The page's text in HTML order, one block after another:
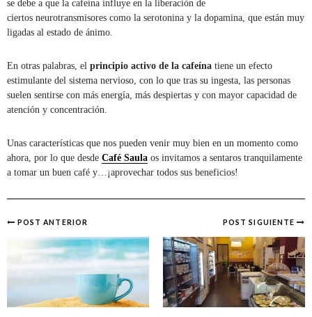
se debe a que la cafeína influye en la liberación de
ciertos neurotransmisores como la serotonina y la dopamina, que están muy
ligadas al estado de ánimo.
En otras palabras, el principio activo de la cafeína tiene un efecto
estimulante del sistema nervioso, con lo que tras su ingesta, las personas
suelen sentirse con más energía, más despiertas y con mayor capacidad de
atención y concentración.
Unas características que nos pueden venir muy bien en un momento como
ahora, por lo que desde Café Saula os invitamos a sentaros tranquilamente
a tomar un buen café y…¡aprovechar todos sus beneficios!
Post
navigation
POST SIGUIENTE
POST ANTERIOR